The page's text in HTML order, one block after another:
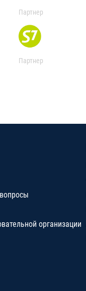
Партнер
Партнер
организации